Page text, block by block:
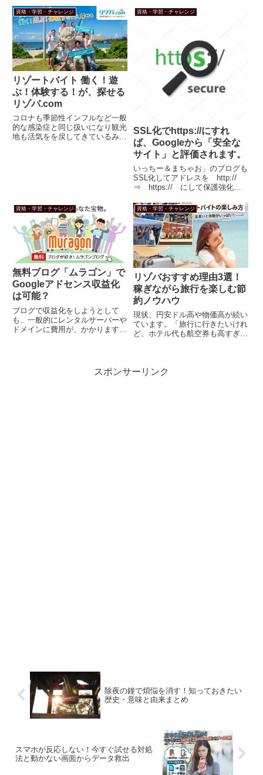
らえるか、得意なスキルがあって
も副業に結び付けられるか、悩み
の種だったりしますよねいっちー
＆まちゃおです。今回も、よろ
し...
と思っても、専門用語が多くてテ
キストを開いた瞬間に眠くなって
資格・学習・チャレンジ
リゾートバイト 働く！遊
ぶ！体験する！が、探せる
リゾバ.com
コロナも季節性インフルなど一般
的な感染症と同じ扱いになり観光
地も活気をを戻してきているみた
資格・学習・チャレンジ
SSL化でhttps://にすれ
ば、Googleから「安全な
サイト」と評価されます。
いっちー＆まちゃお」のブログも
SSL化してアドレスを http://
⇒ https:// にして保護強化！
トだ」言われる前に健全なサイト
をアピールしてみました。
1.Google「安全では、ない」と警
告！グ...
資格・学習・チャレンジ
無料ブログ「ムラゴン」で
Googleアドセンス収益化
は可能？
ブログで収益化をしようとして
も、一般的にレンタルサーバーや
ドメインに費用が、かかります。
ちは！親子で世の中の気になる情
報や疑問を追求している、...
資格・学習・チャレンジ
リゾバおすすめ理由3選！
稼ぎながら旅行を楽しむ節
約ノウハウ
現状、円安ドル高や物価高が続い
ています。「旅行に行きたいけれ
ど、ホテル代も航空券も高すぎて
を追求している、いっちー＆まち
スポンサーリンク
除夜の鐘で煩悩を消す！知っておきたい
歴史・意味と由来まとめ
スマホが反応しない！今すぐ試せる対処
法と動かない画面からデータ救出